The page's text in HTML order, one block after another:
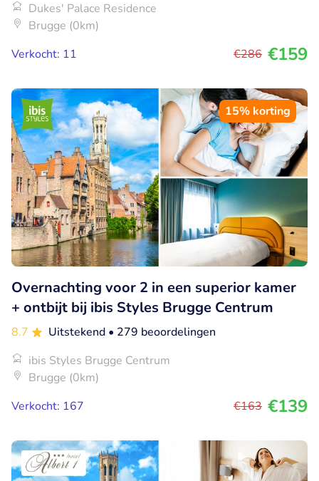
Dukes' Palace Residence
Brugge (0km)
Verkocht: 11
€286 €159
15% korting
Overnachting voor 2 in een superior kamer
+ ontbijt bij ibis Styles Brugge Centrum
8.7 Uitstekend • 279 beoordelingen
ibis Styles Brugge Centrum
Brugge (0km)
Verkocht: 167
€163 €139